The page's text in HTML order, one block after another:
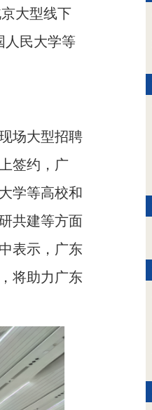
大型线下
人民大学等
场大型招聘
签约，广
学等高校和
共建等方面
表示，广东
将助力广东